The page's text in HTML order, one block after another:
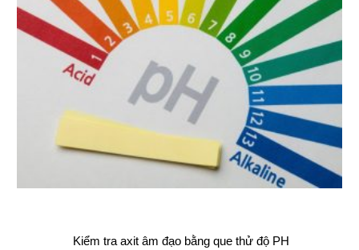
Kiểm tra axit âm đạo bằng que thử độ PH